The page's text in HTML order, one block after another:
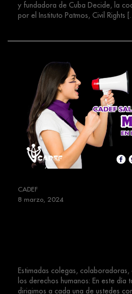
y fundadora de Cuba Decide, la
por el Instituto Patmos, Civil Rights
CADEF
8 marzo, 2024
Estimadas colegas,
los derechos humanos: En este día
dirigimos a cada una de ustedes